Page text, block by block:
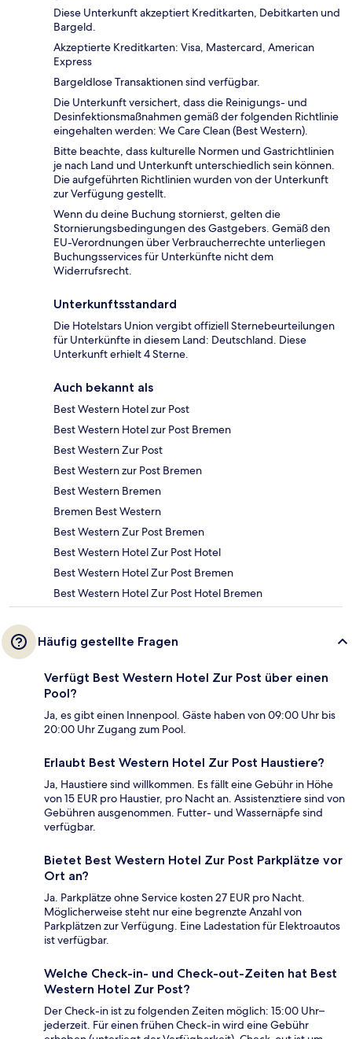
Diese Unterkunft akzeptiert Kreditkarten, Debitkarten und
Bargeld.
Akzeptierte Kreditkarten: Visa, Mastercard, American
Express
Bargeldlose Transaktionen sind verfügbar.
Die Unterkunft versichert, dass die Reinigungs- und
Desinfektionsmaßnahmen gemäß der folgenden Richtlinie
eingehalten werden: We Care Clean (Best Western).
Bitte beachte, dass kulturelle Normen und Gastrichtlinien
je nach Land und Unterkunft unterschiedlich sein können.
Die aufgeführten Richtlinien wurden von der Unterkunft
zur Verfügung gestellt.
Wenn du deine Buchung stornierst, gelten die
Stornierungsbedingungen des Gastgebers. Gemäß den
EU-Verordnungen über Verbraucherrechte unterliegen
Buchungsservices für Unterkünfte nicht dem
Widerrufsrecht.
Unterkunftsstandard
Die Hotelstars Union vergibt offiziell Sternebeurteilungen
für Unterkünfte in diesem Land: Deutschland. Diese
Unterkunft erhielt 4 Sterne.
Auch bekannt als
Best Western Hotel zur Post
Best Western Hotel zur Post Bremen
Best Western Zur Post
Best Western zur Post Bremen
Best Western Bremen
Bremen Best Western
Best Western Zur Post Bremen
Best Western Hotel Zur Post Hotel
Best Western Hotel Zur Post Bremen
Best Western Hotel Zur Post Hotel Bremen
Häufig gestellte Fragen
Verfügt Best Western Hotel Zur Post über einen
Pool?
Ja, es gibt einen Innenpool. Gäste haben von 09:00 Uhr bis
20:00 Uhr Zugang zum Pool.
Erlaubt Best Western Hotel Zur Post Haustiere?
Ja, Haustiere sind willkommen. Es fällt eine Gebühr in Höhe
von 15 EUR pro Haustier, pro Nacht an. Assistenztiere sind von
Gebühren ausgenommen. Futter- und Wassernäpfe sind
verfügbar.
Bietet Best Western Hotel Zur Post Parkplätze vor
Ort an?
Ja. Parkplätze ohne Service kosten 27 EUR pro Nacht.
Möglicherweise steht nur eine begrenzte Anzahl von
Parkplätzen zur Verfügung. Eine Ladestation für Elektroautos
ist verfügbar.
Welche Check-in- und Check-out-Zeiten hat Best
Western Hotel Zur Post?
Der Check-in ist zu folgenden Zeiten möglich: 15:00 Uhr–
jederzeit. Für einen frühen Check-in wird eine Gebühr